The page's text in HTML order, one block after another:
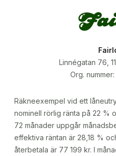
Linnégatan 76,
Org.
Räkneexempel vid ett
nominell rörlig ränta på 22 %
72 månader uppgår
effektiva räntan är 28,18 %
återbetala är 77 199 kr. I